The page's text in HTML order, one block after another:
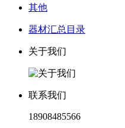
其他
器材汇总目录
关于我们
联系我们
18908485566